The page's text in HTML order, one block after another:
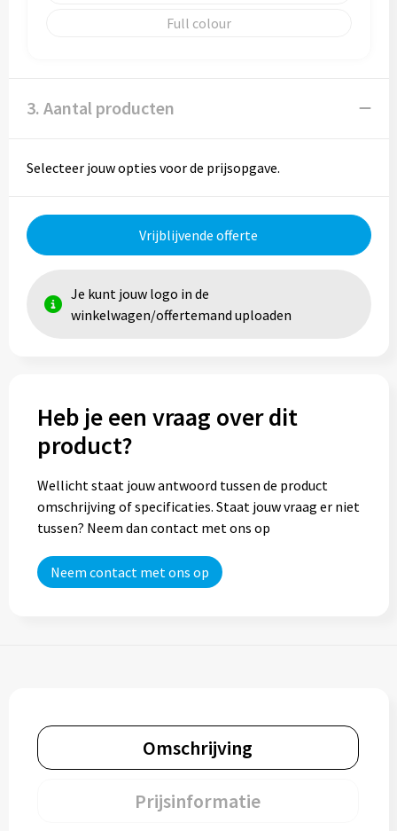
Full colour
3. Aantal producten
Selecteer jouw opties voor de prijsopgave.
Vrijblijvende offerte
Je kunt jouw logo in de
winkelwagen/offertemand uploaden
Heb je een vraag over dit
product?
Wellicht staat jouw antwoord tussen de product
omschrijving of specificaties. Staat jouw vraag er niet
tussen? Neem dan contact met ons op
Neem contact met ons op
Omschrijving
Prijsinformatie